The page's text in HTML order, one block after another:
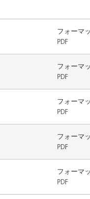
フォーマ
PDF
フォーマ
PDF
フォーマ
PDF
フォーマ
PDF
フォーマ
PDF